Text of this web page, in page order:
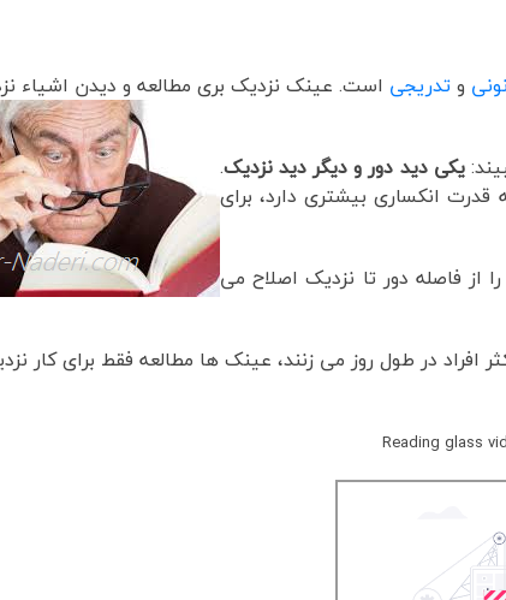
وتدریجی است. عینک نزدیک بری مطالعه و دیدن اشیاء
یکی دید دور و دیگر دید نزدیک.
انکساری بیشتری دارد، برای
فاصله دور تا نزدیک اصلاح می
در طول روز می زنند، عینک ها مطالعه فقط برای کار